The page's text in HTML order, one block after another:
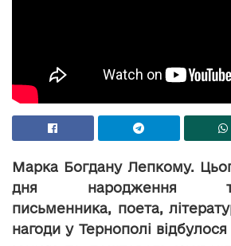
Марка Богдану Лепкому.
дня народження
письменника, поета,
нагоди у Тернополі